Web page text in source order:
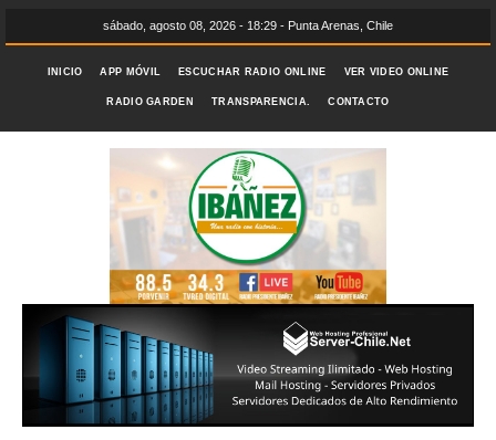
sábado, agosto 08, 2026 - 18:29 - Punta Arenas, Chile
INICIO APP MÓVIL ESCUCHAR RADIO ONLINE VER VIDEO ONLINE
RADIO GARDEN TRANSPARENCIA. CONTACTO